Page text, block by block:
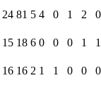
24 81 5 4 0 1 2
0
15 18 6 0 0 0 1
1
16 16 2 1 1 0 0
0